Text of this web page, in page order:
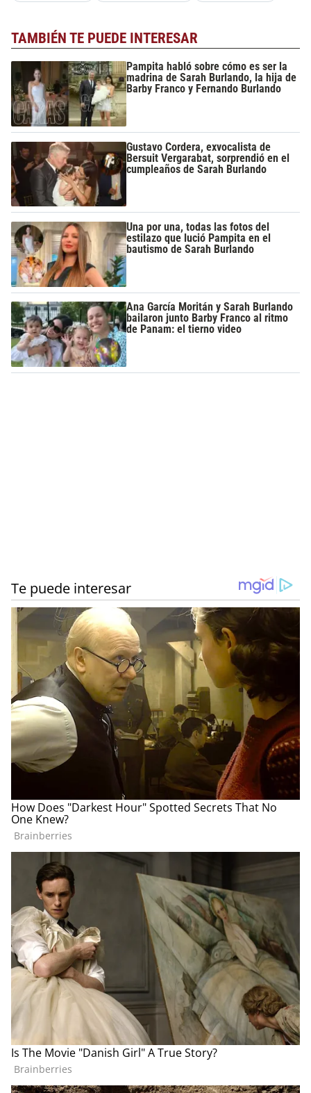
TAMBIÉN TE PUEDE INTERESAR
Pampita habló sobre cómo es ser la
madrina de Sarah Burlando, la hija de
Barby Franco y Fernando Burlando
Gustavo Cordera, exvocalista de
Bersuit Vergarabat, sorprendió en el
cumpleaños de Sarah Burlando
Una por una, todas las fotos del
estilazo que lució Pampita en el
bautismo de Sarah Burlando
Ana García Moritán y Sarah Burlando
bailaron junto Barby Franco al ritmo
de Panam: el tierno video